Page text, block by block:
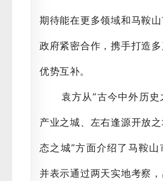
期待能在更多领域和马鞍
政府紧密合作，携手打造
优势互补。
袁方从“古今中外历
产业之城、左右逢源开放
态之城”方面介绍了马鞍山
并表示通过两天实地考察